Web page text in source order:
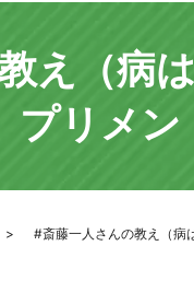
え（病
プリメン
#斎藤一人さんの教え（病